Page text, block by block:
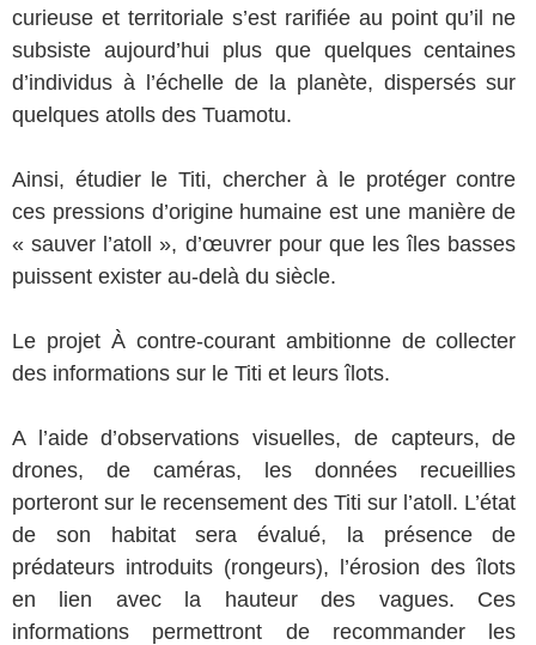
curieuse et territoriale s’est rarifiée au point qu’il ne
subsiste aujourd’hui plus que quelques centaines
d’individus à l’échelle de la planète, dispersés sur
quelques atolls des Tuamotu.
Ainsi, étudier le Titi, chercher à le protéger contre
ces pressions d’origine humaine est une manière de
« sauver l’atoll », d’œuvrer pour que les îles basses
puissent exister au-delà du siècle.
Le projet À contre-courant ambitionne de collecter
des informations sur le Titi et leurs îlots.
A l’aide d’observations visuelles, de capteurs, de
drones, de caméras, les données recueillies
porteront sur le recensement des Titi sur l’atoll. L’état
de son habitat sera évalué, la présence de
prédateurs introduits (rongeurs), l’érosion des îlots
en lien avec la hauteur des vagues. Ces
informations permettront de recommander les